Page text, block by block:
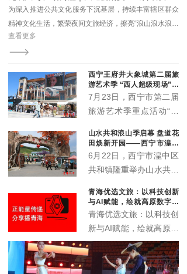
形象。
为深入推进公共文化服务下沉基层，持续丰富辖区群众
精神文化生活，繁荣夜间文旅经济，擦亮“浪山浪水浪大
通·在桥头感受这个夏的夜”城市文旅品牌。
查看更多
西宁王府井大象城第二届旅
游艺术季 “西人超级现场”启
幕
7月23日，西宁市第二届
旅游艺术季重点活动“西
象城启动。活动以“众智
成潮”为主题，联动“雪脉
计划”，汇聚川、藏、
机构，搭建西部青年文化
交流平台。
山水共和浪山季启幕 盘道花
田焕新开园——西宁市湟中
区共和镇农文旅深度融合再
6月22日，西宁市湟中区
共和镇隆重举办山水共和
田开业典礼。全新升级的
盘道花田景区正式对外开
放，众多干部群众、非遗
传承人、文艺爱好者及各
地游客齐聚葱湾村，共赏
花海盛景、共品乡土文
青海优选文旅：以科技创新
与AI赋能，绘就高原数字文
旅新画卷
青海优选文旅：以科技创
新与AI赋能，绘就高原数
字文旅新画卷